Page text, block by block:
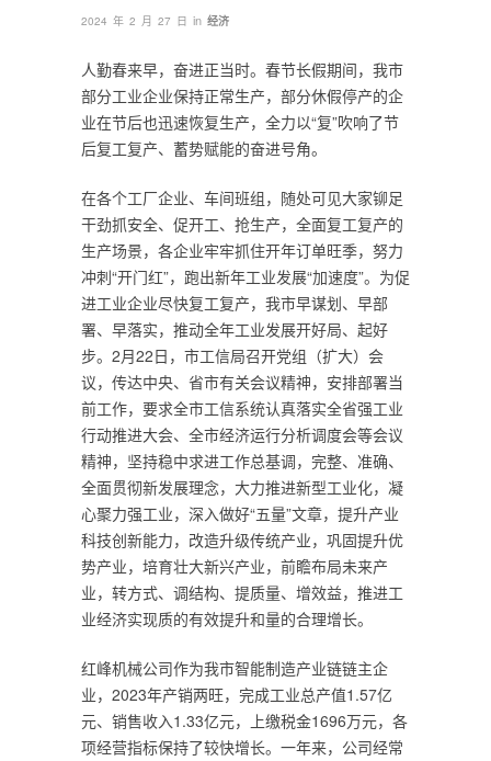
2024 年 2 月 27 日 in 经济
人勤春来早，奋进正当时。春节长假期间，我市
部分工业企业保持正常生产，部分休假停产的企
业在节后也迅速恢复生产，全力以“复”吹响了节
后复工复产、蓄势赋能的奋进号角。
在各个工厂企业、车间班组，随处可见大家铆足
干劲抓安全、促开工、抢生产，全面复工复产的
生产场景，各企业牢牢抓住开年订单旺季，努力
冲刺“开门红”，跑出新年工业发展“加速度”。为促
进工业企业尽快复工复产，我市早谋划、早部
署、早落实，推动全年工业发展开好局、起好
步。2月22日，市工信局召开党组（扩大）会
议，传达中央、省市有关会议精神，安排部署当
前工作，要求全市工信系统认真落实全省强工业
行动推进大会、全市经济运行分析调度会等会议
精神，坚持稳中求进工作总基调，完整、准确、
全面贯彻新发展理念，大力推进新型工业化，凝
心聚力强工业，深入做好“五量”文章，提升产业
科技创新能力，改造升级传统产业，巩固提升优
势产业，培育壮大新兴产业，前瞻布局未来产
业，转方式、调结构、提质量、增效益，推进工
业经济实现质的有效提升和量的合理增长。
红峰机械公司作为我市智能制造产业链链主企
业，2023年产销两旺，完成工业总产值1.57亿
元、销售收入1.33亿元，上缴税金1696万元，各
项经营指标保持了较快增长。一年来，公司经常